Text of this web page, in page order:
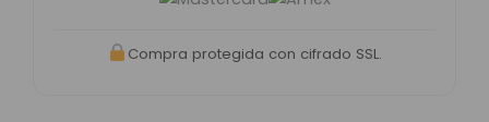
Compra protegida con cifrado SSL.